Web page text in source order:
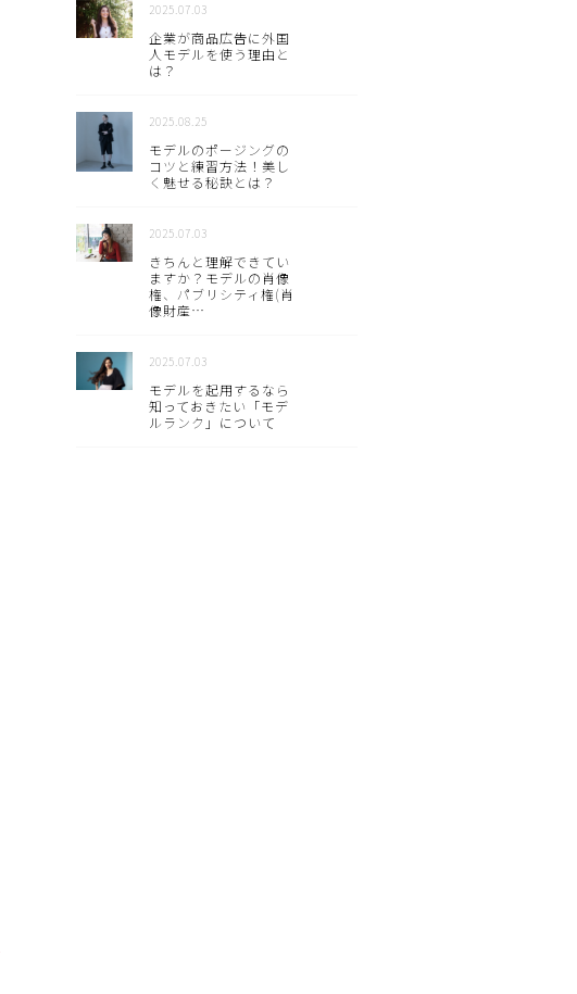
2025.07.03
企業が商品広告に外国
人モデルを使う理由と
は？
2025.08.25
モデルのポージングの
コツと練習方法！美し
く魅せる秘訣とは？
2025.07.03
きちんと理解できてい
ますか？モデルの肖像
権、パブリシティ権(肖
像財産…
2025.07.03
モデルを起用するなら
知っておきたい「モデ
ルランク」について